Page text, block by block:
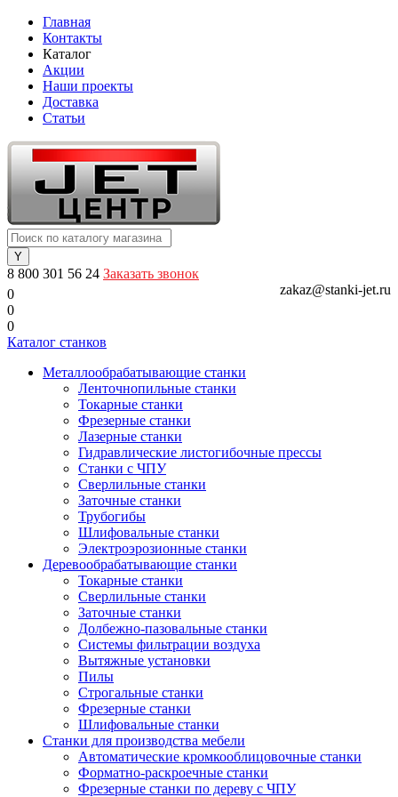
Главная
Контакты
Каталог
Акции
Наши проекты
Доставка
Статьи
8 800 301 56 24 Заказать звонок
zakaz@stanki-jet.ru
0
0
0
Каталог станков
Металлообрабатывающие станки
Ленточнопильные станки
Токарные станки
Фрезерные станки
Лазерные станки
Гидравлические листогибочные прессы
Станки с ЧПУ
Сверлильные станки
Заточные станки
Трубогибы
Шлифовальные станки
Электроэрозионные станки
Деревообрабатывающие станки
Токарные станки
Сверлильные станки
Заточные станки
Долбежно-пазовальные станки
Системы фильтрации воздуха
Вытяжные установки
Пилы
Строгальные станки
Фрезерные станки
Шлифовальные станки
Станки для производства мебели
Автоматические кромкооблицовочные станки
Форматно-раскроечные станки
Фрезерные станки по дереву с ЧПУ